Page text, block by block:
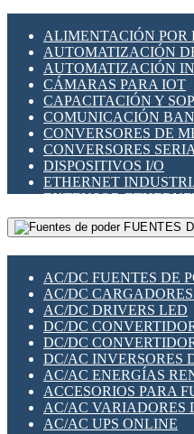
SENSORES
TEMPORIZADORES
VARIACS
VARIADORES DE
SECCIONADORES -
MAQUINARIA
HERRAMIENTAS
ILUMINACIÓN LED
INTERRUPTORES
INTERFACES DE RELÉ
OTROS RELÉS
PROTECCIÓN
RELÉS
RELÉS DE SEÑAL
RELÉS DE ESTADO
RELÉS
RELÉS MINIATURA
SENSORES
SWITCH Y
TARJETAS PI
UNIÓN Y
ALIMENTACIÓN POR
AUTOMATIZACIÓN
AUTOMATIZACIÓN
CÁMARAS PARA IOT
CAPACITACIÓN Y
COMUNICACIÓN
CONVERSORES DE
CONVERSORES
DISPOSITIVOS I/O
ETHERNET
EXTENSOR
GATEWAY LORAWAN
GESTIÓN DE REDES
PLACAS
SWITCHES Y REDES
SOLUCIONES IOT
SOLUCIONES
SOLUCIONES RED
SEGURIDAD PARA
SWITCHES LAN
TELEFONÍA IP (VOIP)
VIGILANCIA IP
MESHTASTIC
FUENTES
AC/DC FUENTES DE
AC/DC
AC/DC DRIVERS LED
DC/DC
DC/DC
DC/AC INVERSORES
AC/AC ENERGÍAS
ACCESORIOS PARA
AC/AC VARIADORES
AC/AC UPS ONLINE